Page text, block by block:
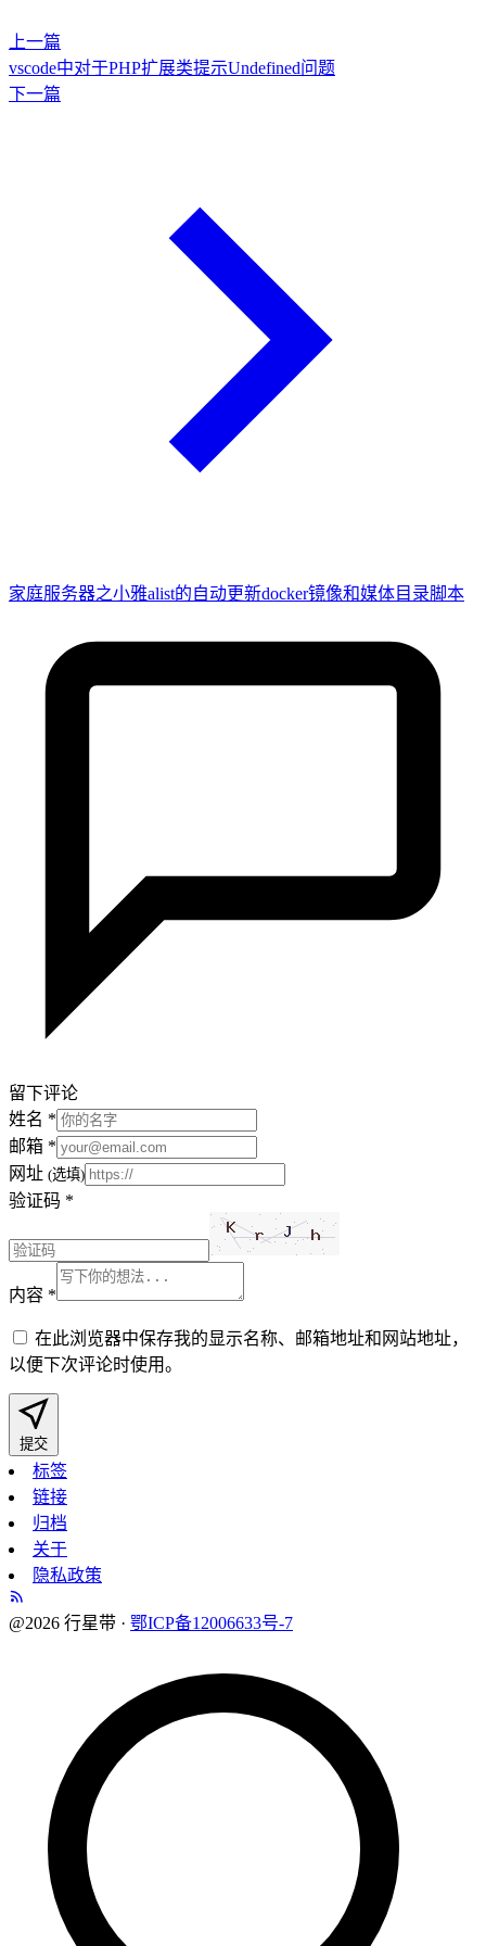
上一篇
vscode中对于PHP扩展类提示Undefined问题
下一篇
家庭服务器之小雅alist的自动更新docker镜像和媒体目录脚本
留下评论
姓名 *
邮箱 *
网址 (选填)
验证码 *
内容 *
在此浏览器中保存我的显示名称、邮箱地址和网站地址，
以便下次评论时使用。
提交
标签
链接
归档
关于
隐私政策
@2026 行星带 · 鄂ICP备12006633号-7